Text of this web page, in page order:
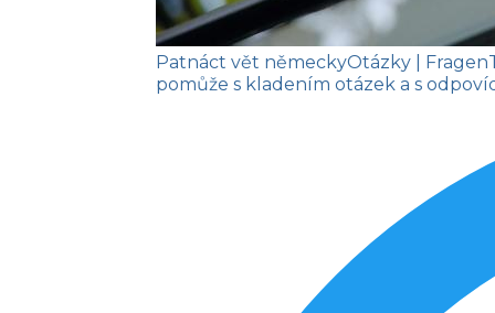
Patnáct vět německyOtázky | Fragen
pomůže s kladením otázek a s